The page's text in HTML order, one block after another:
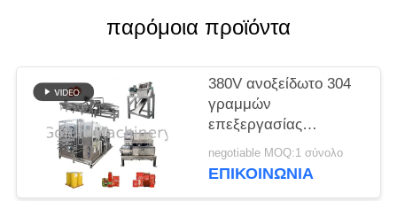
ΕΙΔΉΣΕΙΣ
ΠΕΡΙΠΤΏΣΕΙΣ
ΖΗΤΉΣΤΕ
ΑΠΌΣΠΑΣΜΑ
παρόμοια προϊόντα
380V ανοξείδωτο 304
γραμμών
επεξεργασίας
συμπύκνωσης
σάλτσας
negotiable MOQ:1 σύνολο
ΕΠΙΚΟΙΝΩΝΙΑ